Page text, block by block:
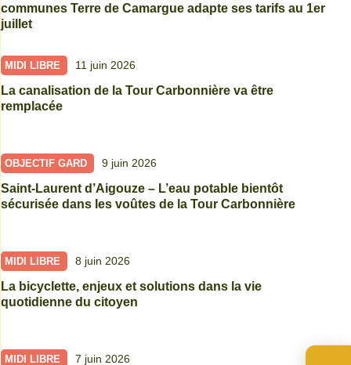
communes Terre de Camargue adapte ses tarifs au 1er
juillet
MIDI LIBRE 11 juin 2026
La canalisation de la Tour Carbonnière va être
remplacée
OBJECTIF GARD 9 juin 2026
Saint-Laurent d’Aigouze – L’eau potable bientôt
sécurisée dans les voûtes de la Tour Carbonnière
MIDI LIBRE 8 juin 2026
La bicyclette, enjeux et solutions dans la vie
quotidienne du citoyen
MIDI LIBRE 7 juin 2026